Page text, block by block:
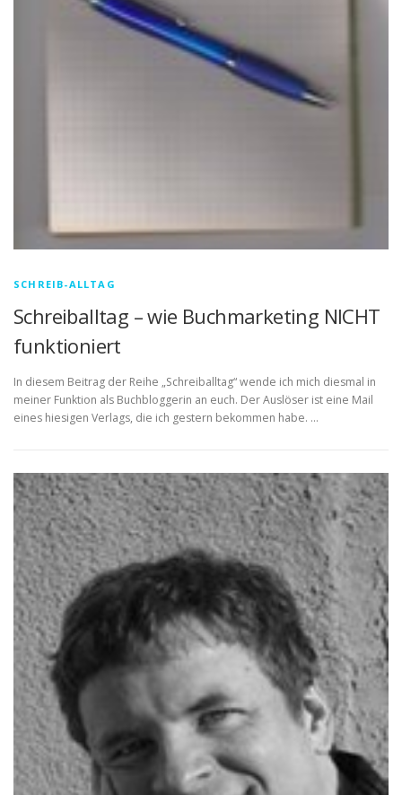
SCHREIB-ALLTAG
Schreiballtag – wie Buchmarketing NICHT
funktioniert
In diesem Beitrag der Reihe „Schreiballtag“ wende ich mich diesmal in
meiner Funktion als Buchbloggerin an euch. Der Auslöser ist eine Mail
eines hiesigen Verlags, die ich gestern bekommen habe. …